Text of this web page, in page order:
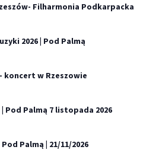
Filharmonia Podkarpacka
2026 | Pod Palmą
koncert w Rzeszowie
Pod Palmą 7 listopada 2026
Palmą | 21/11/2026